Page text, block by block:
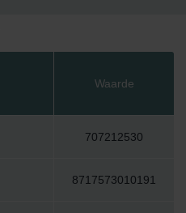
Waarde
707212530
8717573010191